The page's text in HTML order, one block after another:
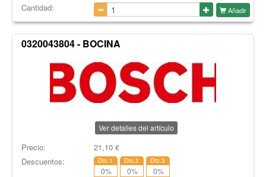
Cantidad: Añadir
0320043804 - BOCINA
Ver detalles del artículo
Precio: 21,10€
Descuentos:
Dto.1
0%
Dto.2
0%
Dto.3
0%